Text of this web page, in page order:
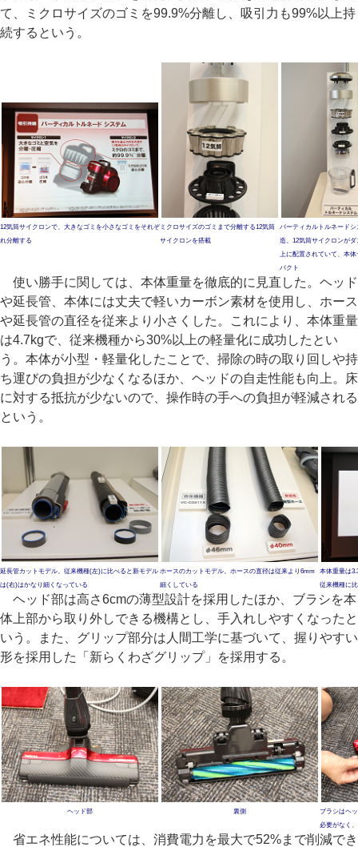
て、ミクロサイズのゴミを99.9%分離し、吸引力も99%以上持
続するという。
12気筒サイクロンで、大きなゴミを小さなゴミをそれぞ
れ分離する
ミクロサイズのゴミまで分離する12気筒
サイクロンを搭載
バーティカルトルネードシ
造。12気筒サイクロンが
上に配置されていて、本体
パクト
使い勝手に関しては、本体重量を徹底的に見直した。ヘッド
や延長管、本体には丈夫で軽いカーボン素材を使用し、ホース
や延長管の直径を従来より小さくした。これにより、本体重量
は4.7kgで、従来機種から30%以上の軽量化に成功したとい
う。本体が小型・軽量化したことで、掃除の時の取り回しや持
ち運びの負担が少なくなるほか、ヘッドの自走性能も向上。床
に対する抵抗が少ないので、操作時の手への負担が軽減される
という。
延長管カットモデル。従来機種(左)に比べると新モデル
は(右)はかなり細くなっている
ホースのカットモデル。ホースの直径は従来より6mm
細くしている
本体重量は
従来機種に
ヘッド部は高さ6cmの薄型設計を採用したほか、ブラシを本
体上部から取り外しできる機構とし、手入れしやすくなったと
いう。また、グリップ部分は人間工学に基づいて、握りやすい
形を採用した「新らくわざグリップ」を採用する。
ヘッド部 裏側
ブラシはヘ
必要がなく
省エネ性能については、消費電力を最大で52%まで削減でき